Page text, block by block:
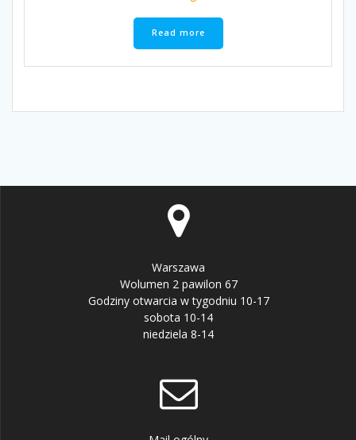
Read more
Warszawa
Wolumen 2 pawilon 67
Godziny otwarcia w tygodniu 10-17
sobota 10-14
niedziela 8-14